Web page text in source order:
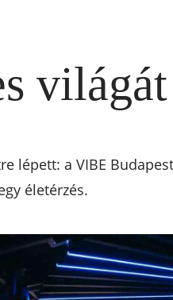
világát
lépett: a VIBE Budapest
életérzés.